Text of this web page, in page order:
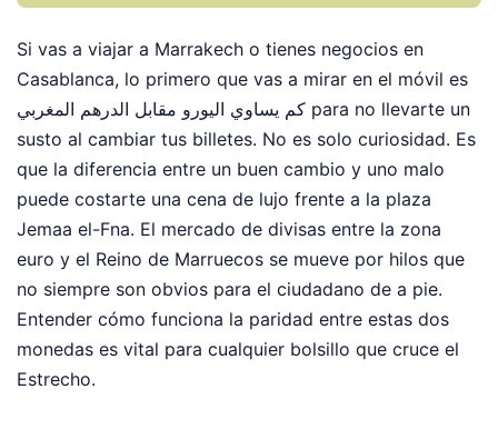
Si vas a viajar a Marrakech o tienes negocios en
Casablanca, lo primero que vas a mirar en el móvil es
كم يساوي اليورو مقابل الدرهم المغربي para no llevarte un
susto al cambiar tus billetes. No es solo curiosidad. Es
que la diferencia entre un buen cambio y uno malo
puede costarte una cena de lujo frente a la plaza
Jemaa el-Fna. El mercado de divisas entre la zona
euro y el Reino de Marruecos se mueve por hilos que
no siempre son obvios para el ciudadano de a pie.
Entender cómo funciona la paridad entre estas dos
monedas es vital para cualquier bolsillo que cruce el
Estrecho.